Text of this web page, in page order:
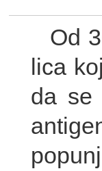
Od
lica
da se